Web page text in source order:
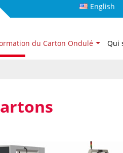
English
du Carton Ondulé Qui